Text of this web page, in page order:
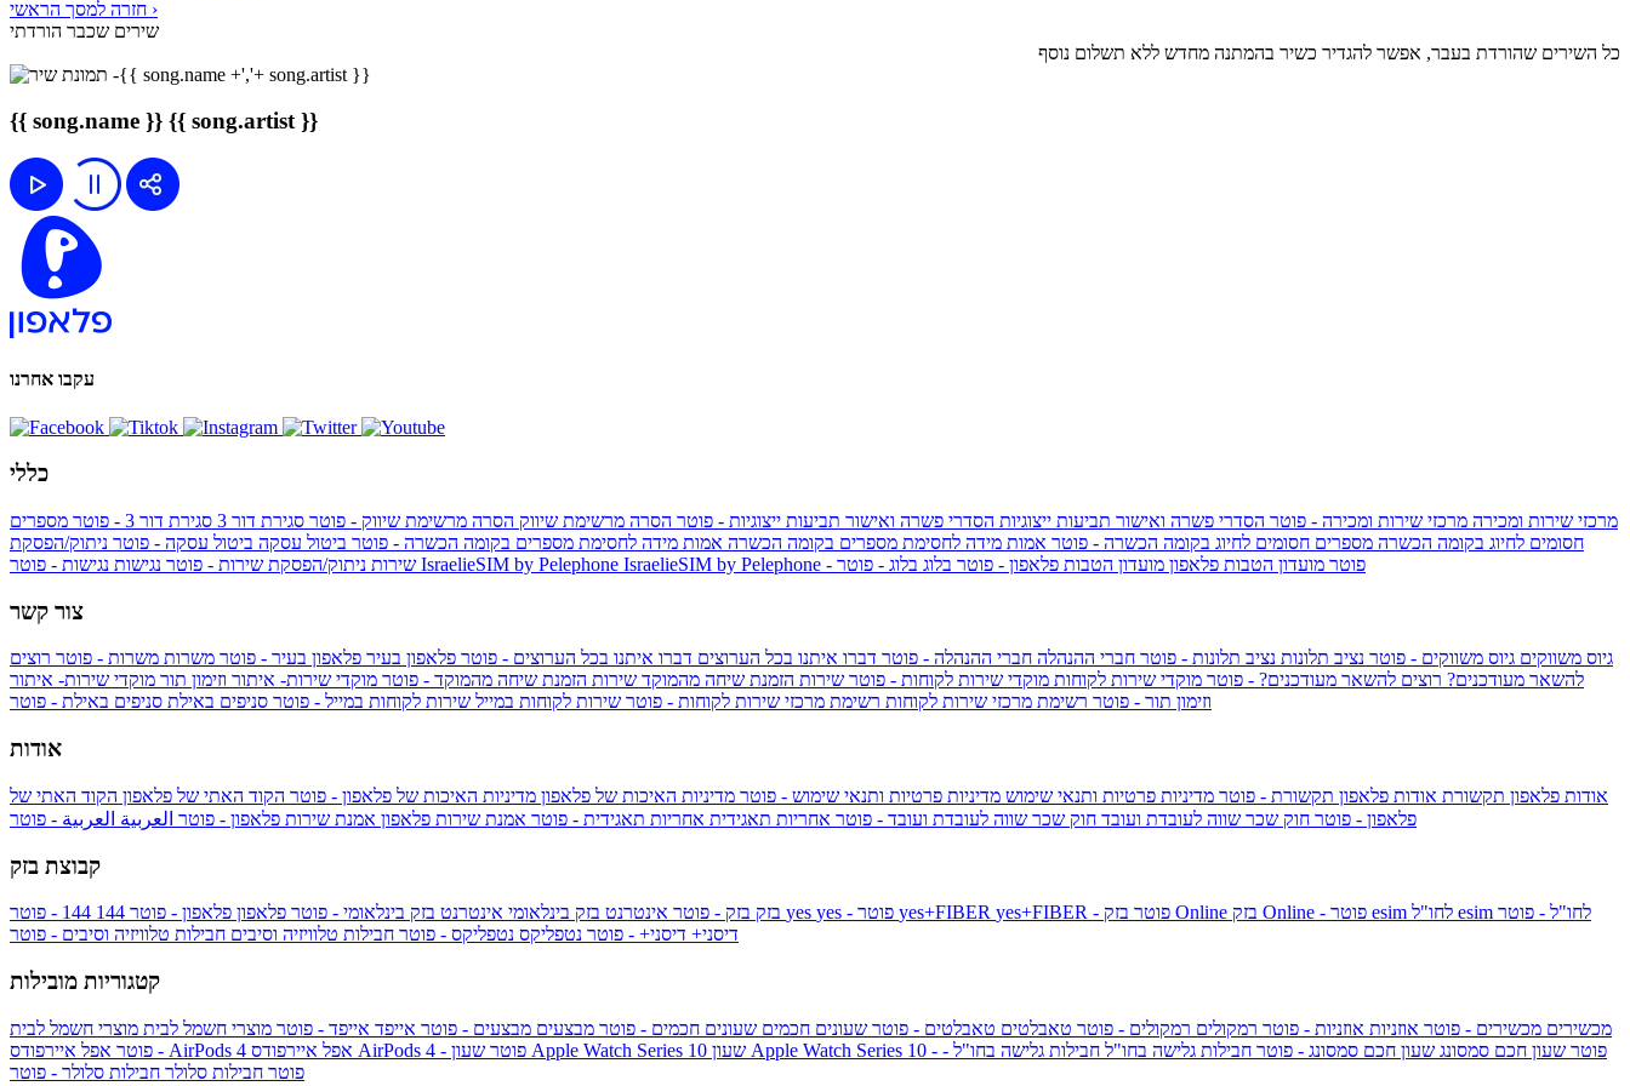
חזרה למסך הראשי ›
שירים שכבר הורדתי
כל השירים שהורדת בעבר, אפשר להגדיר כשיר בהמתנה מחדש ללא תשלום נוסף
{{ song.name }} {{ song.artist }}
עקבו אחרנו
כללי
מרכזי שירות ומכירה מרכזי שירות ומכירה - פוטר הסדרי פשרה ואישור תביעות ייצוגיות הסדרי פשרה ואישור תביעות ייצוגיות - פוטר הסרה מרשימת שיווק הסרה מרשימת שיווק - פוטר סגירת דור 3 סגירת דור 3 - פוטר
מספרים
חסומים לחיוג בקומה הכשרה מספרים חסומים לחיוג בקומה הכשרה - פוטר אמות מידה לחסימת מספרים בקומה הכשרה אמות מידה לחסימת מספרים בקומה הכשרה - פוטר ביטול עסקה ביטול עסקה - פוטר ניתוק/הפסקת
שירות ניתוק/הפסקת שירות - פוטר נגישות IsraelieSIM by Pelephone IsraelieSIM by Pelephone - פוטר מועדון הטבות פלאפון מועדון הטבות פלאפון - פוטר בלוג בלוג - פוטר
צור קשר
גיוס משווקים גיוס משווקים - פוטר נציב תלונות נציב תלונות - פוטר חברי ההנהלה חברי ההנהלה - פוטר דברו איתנו בכל הערוצים דברו איתנו בכל הערוצים - פוטר פלאפון בעיר פלאפון בעיר - פוטר משרות משרות - פוטר רוצים
להשאר מעודכנים? רוצים להשאר מעודכנים? - פוטר מוקדי שירות לקוחות מוקדי שירות לקוחות - פוטר שירות הזמנת שיחה מהמוקד שירות הזמנת שיחה מהמוקד - פוטר מוקדי שירות- איתור וזימון תור מוקדי שירות- איתור
וזימון תור - פוטר רשימת מרכזי שירות לקוחות רשימת מרכזי שירות לקוחות - פוטר שירות לקוחות במייל שירות לקוחות במייל - פוטר סניפים באילת סניפים באילת - פוטר
אודות
אודות פלאפון תקשורת אודות פלאפון תקשורת - פוטר מדיניות פרטיות ותנאי שימוש מדיניות פרטיות ותנאי שימוש - פוטר מדיניות האיכות של פלאפון מדיניות האיכות של פלאפון - פוטר הקוד האתי של פלאפון הקוד האתי של
פלאפון - פוטר חוק שכר שווה לעובדת ועובד חוק שכר שווה לעובדת ועובד - פוטר אחריות תאגידית אחריות תאגידית - פוטר אמנת שירות פלאפון אמנת שירות פלאפון - פוטר العربية العربية - פוטר
קבוצת בזק
בזק בזק - פוטר אינטרנט בזק בינלאומי אינטרנט בזק בינלאומי - פוטר פלאפון פלאפון - פוטר 144 yes yes+FIBER yes+FIBER - פוטר בזק Online
esim לחו"ל - פוטר
דיסני+ דיסני+ - פוטר נטפליקס נטפליקס - פוטר חבילות טלוויזיה וסיבים חבילות טלוויזיה וסיבים - פוטר
קטגוריות מובילות
מכשירים מכשירים - פוטר אוזניות אוזניות - פוטר רמקולים רמקולים - פוטר טאבלטים טאבלטים - פוטר שעונים חכמים שעונים חכמים - פוטר מבצעים מבצעים - פוטר אייפד אייפד - פוטר מוצרי חשמל לבית מוצרי חשמל לבית
- פוטר אפל איירפודס AirPods 4 אפל איירפודס AirPods 4 - פוטר שעון Apple Watch Series 10 שעון Apple Watch Series 10 - פוטר שעון חכם סמסונג שעון חכם סמסונג - פוטר חבילות גלישה בחו"ל חבילות גלישה בחו"ל -
פוטר חבילות סלולר חבילות סלולר - פוטר